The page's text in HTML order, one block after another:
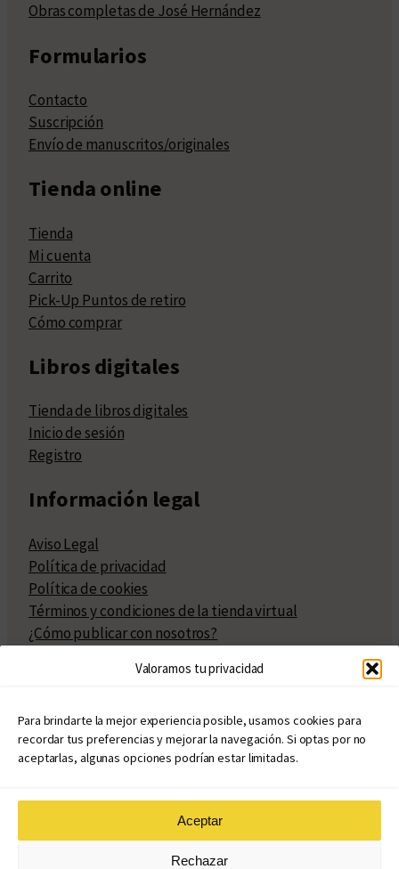
Valoramos tu privacidad
Para brindarte la mejor experiencia posible, usamos cookies para
recordar tus preferencias y mejorar la navegación. Si optas por no
aceptarlas, algunas opciones podrían estar limitadas.
Aceptar
Rechazar
Obras completas de José Hernández
Formularios
Contacto
Suscripción
Envío de manuscritos/originales
Tienda online
Tienda
Mi cuenta
Carrito
Pick-Up Puntos de retiro
Cómo comprar
Libros digitales
Tienda de libros digitales
Inicio de sesión
Registro
Información legal
Aviso Legal
Política de privacidad
Política de cookies
Términos y condiciones de la tienda virtual
¿Cómo publicar con nosotros?
Políticas de publicación
Políticas de coedición
Atribuciones